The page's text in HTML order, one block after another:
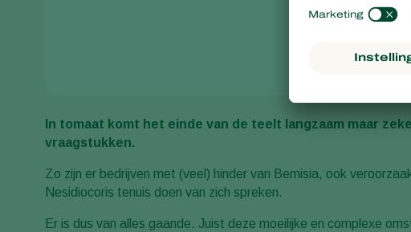
In tomaat komt het einde van de teelt langzaam maar
vraagstukken.
Zo zijn er bedrijven met (veel) hinder van Bemisia, ook
Nesidiocoris tenuis doen van zich spreken.
Er is dus van alles gaande. Juist deze moeilijke en complexe